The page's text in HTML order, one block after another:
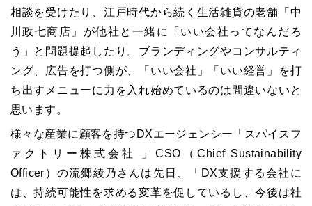
相談を受けたり、 江戸時代から続く生活雑貨の老舗「 中
川政七商店」が他社と一緒に「いい会社ってなんだろ
う」と問題提起したり。ブランディングやコンサルティ
ング、広告を打つ側が、「いい会社」「いい経営」を打
ち出すメニューに力を入れ始めているのは間違いないと
思います。
様々な産業に顧客を持つ DXエージェンシー「スパイスフ
ァクトリー株式会社 」CSO （Chief Sustainability
Officer ）の流郷綾乃さんは先日、「 DX支援する会社に
は、持続可能性を求める変革を促しているし、今後は社